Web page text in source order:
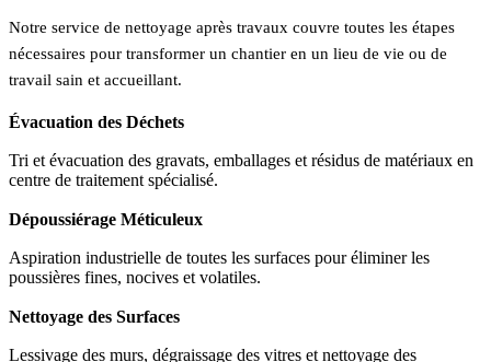
Notre service de nettoyage après travaux couvre toutes les étapes
nécessaires pour transformer un chantier en un lieu de vie ou de
travail sain et accueillant.
Évacuation des Déchets
Tri et évacuation des gravats, emballages et résidus de matériaux en
centre de traitement spécialisé.
Dépoussiérage Méticuleux
Aspiration industrielle de toutes les surfaces pour éliminer les
poussières fines, nocives et volatiles.
Nettoyage des Surfaces
Lessivage des murs, dégraissage des vitres et nettoyage des